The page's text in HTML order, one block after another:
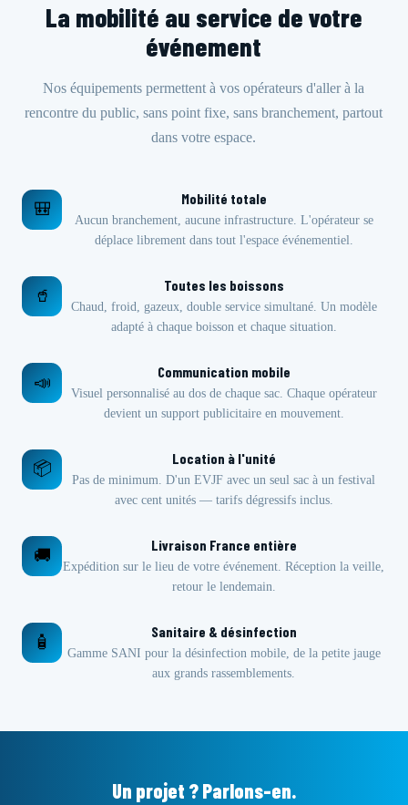
La mobilité au service de votre
événement
Nos équipements permettent à vos opérateurs d'aller à la
rencontre du public, sans point fixe, sans branchement, partout
dans votre espace.
🎒
Mobilité totale
Aucun branchement, aucune infrastructure. L'opérateur se
déplace librement dans tout l'espace événementiel.
🥤
Toutes les boissons
Chaud, froid, gazeux, double service simultané. Un modèle
adapté à chaque boisson et chaque situation.
📣
Communication mobile
Visuel personnalisé au dos de chaque sac. Chaque opérateur
devient un support publicitaire en mouvement.
📦 Location à l'unité
Pas de minimum. D'un EVJF avec un seul sac à un festival
avec cent unités — tarifs dégressifs inclus.
🚚
Livraison France entière
Expédition sur le lieu de votre événement. Réception la veille,
retour le lendemain.
🧴
Sanitaire & désinfection
Gamme SANI pour la désinfection mobile, de la petite jauge
aux grands rassemblements.
Un projet ? Parlons-en.